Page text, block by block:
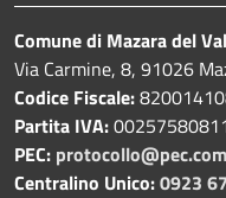
Comune di Mazara del
Via Carmine, 8, 91026
Codice Fiscale:
Partita IVA:
PEC:
Centralino Unico:0923